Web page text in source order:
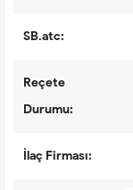
SB.atc:
Reçete
Durumu:
İlaç Firması: